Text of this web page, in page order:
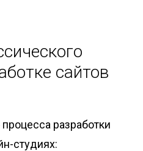
сайтов
разработки
студиях: